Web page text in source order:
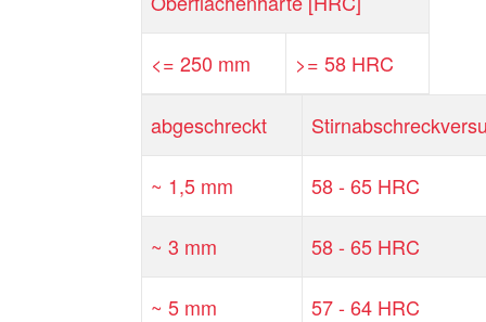
<= 250 mm >= 58 HRC
abgeschreckt
~ 1,5 mm 58 - 65 HRC
~ 3 mm 58 - 65 HRC
~ 5 mm 57 - 64 HRC